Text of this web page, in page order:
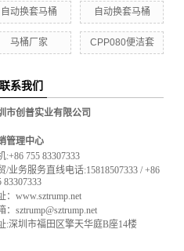
自动换套马桶 自动换套马桶
马桶厂家 CPP080便洁套
联系我们
市创普实业有限公司
管理中心
:+86 755 83307333
/业务服务直线电话:15818507333 / +86
83307333
：www.sztrump.net
：sztrump@sztrump.net
:深圳市福田区擎天华庭B座14楼